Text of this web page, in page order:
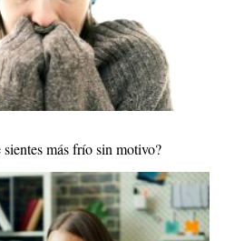
más frío sin motivo?